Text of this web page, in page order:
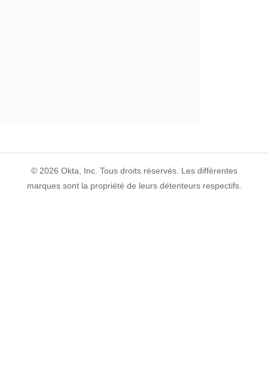
© 2026 Okta, Inc. Tous droits réservés. Les différentes
marques sont la propriété de leurs détenteurs respectifs.